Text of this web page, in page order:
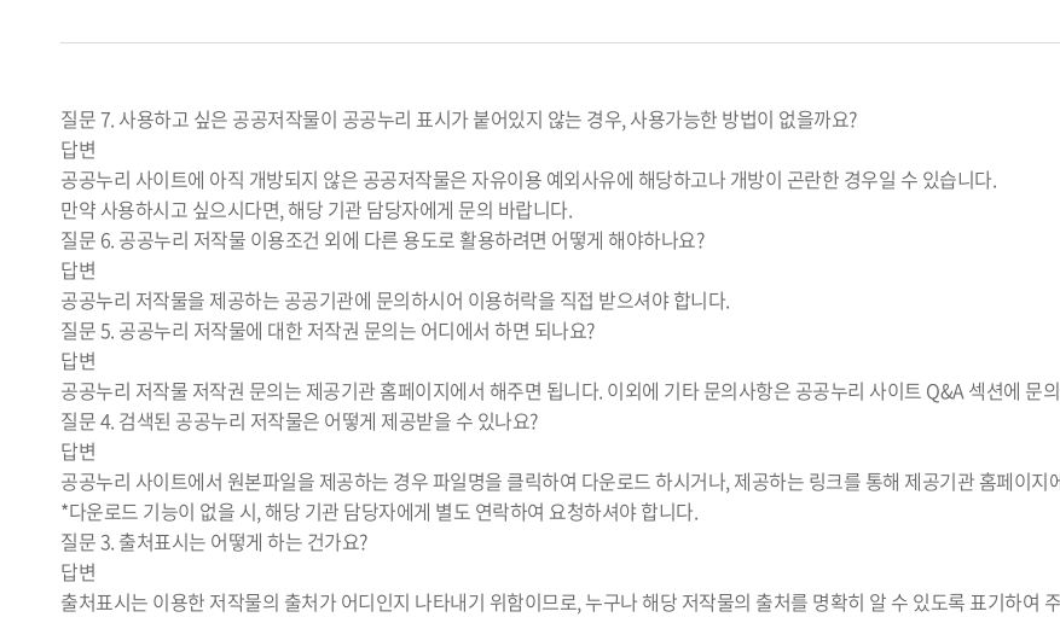
질문7. 사용하고 싶은 공공저작물이 공공누리 표시가 붙어있지 않는 경우, 사용가능한 방법이 없을까요?
답변
공공누리 사이트에 아직 개방되지 않은 공공저작물은 자유이용 예외사유에 해당하고나 개방이 곤란한 경우일 수 있습니다.
만약 사용하시고 싶으시다면, 해당 기관 담당자에게 문의 바랍니다.
질문 6. 공공누리 저작물 이용조건 외에 다른 용도로 활용하려면 어떻게 해야하나요?
답변
공공누리 저작물을 제공하는 공공기관에 문의하시어 이용허락을 직접 받으셔야 합니다.
질문5. 공공누리 저작물에 대한 저작권 문의는 어디에서 하면 되나요?
답변
공공누리 저작물 저작권 문의는 제공기관 홈페이지에서 해주면 됩니다. 이외에 기타 문의사항은 공공누리 사이트 Q&A 섹션에 문
질문4. 검색된 공공누리 저작물은 어떻게 제공받을 수 있나요?
답변
공공누리 사이트에서 원본파일을 제공하는 경우 파일명을 클릭하여 다운로드 하시거나, 제공하는 링크를 통해 제공기관 홈페이
*다운로드 기능이 없을 시, 해당 기관 담당자에게 별도 연락하여 요청하셔야 합니다.
질문3. 출처표시는 어떻게 하는 건가요?
답변
출처표시는 이용한 저작물의 출처가 어디인지 나타내기 위함이므로, 누구나 해당 저작물의 출처를 명확히 알 수 있도록 표기하여